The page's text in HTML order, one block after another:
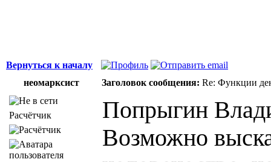
Вернуться к началу
неомарксист
Заголовок сообщения: Re: Функции
Расчётчик
Попрыгин
Возможно